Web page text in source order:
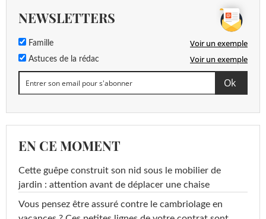
NEWSLETTERS
Famille Voir un exemple
Astuces de la rédac Voir un exemple
EN CE MOMENT
Cette guêpe construit son nid sous le mobilier de
jardin : attention avant de déplacer une chaise
Vous pensez être assuré contre le cambriolage en